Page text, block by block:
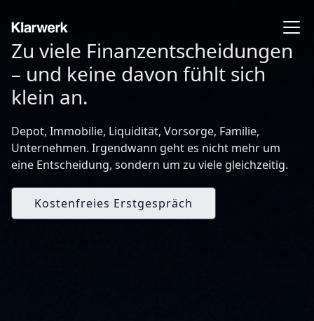
Zu viele Finanzentscheidungen
– und keine davon fühlt sich
klein an.
Depot, Immobilie, Liquidität, Vorsorge, Familie,
Unternehmen. Irgendwann geht es nicht mehr um
eine Entscheidung, sondern um zu viele gleichzeitig.
Kostenfreies Erstgespräch